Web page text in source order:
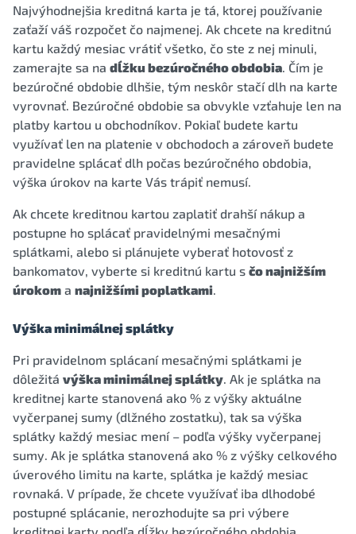
Najvýhodnejšia kreditná karta je tá, ktorej používanie
zaťaží váš rozpočet čo najmenej. Ak chcete na kreditnú
kartu každý mesiac vrátiť všetko, čo ste z nej minuli,
zamerajte sa na dĺžku bezúročného obdobia. Čím je
bezúročné obdobie dlhšie, tým neskôr stačí dlh na karte
vyrovnať. Bezúročné obdobie sa obvykle vzťahuje len na
platby kartou u obchodníkov. Pokiaľ budete kartu
využívať len na platenie v obchodoch a zároveň budete
pravidelne splácať dlh počas bezúročného obdobia,
výška úrokov na karte Vás trápiť nemusí.
Ak chcete kreditnou kartou zaplatiť drahší nákup a
postupne ho splácať pravidelnými mesačnými
splátkami, alebo si plánujete vyberať hotovosť z
bankomatov, vyberte si kreditnú kartu s čo najnižším
úrokom a najnižšími poplatkami.
Výška minimálnej splátky
Pri pravidelnom splácaní mesačnými splátkami je
dôležitá výška minimálnej splátky. Ak je splátka na
kreditnej karte stanovená ako % z výšky aktuálne
vyčerpanej sumy (dlžného zostatku), tak sa výška
splátky každý mesiac mení – podľa výšky vyčerpanej
sumy. Ak je splátka stanovená ako % z výšky celkového
úverového limitu na karte, splátka je každý mesiac
rovnaká. V prípade, že chcete využívať iba dlhodobé
postupné splácanie, nerozhodujte sa pri výbere